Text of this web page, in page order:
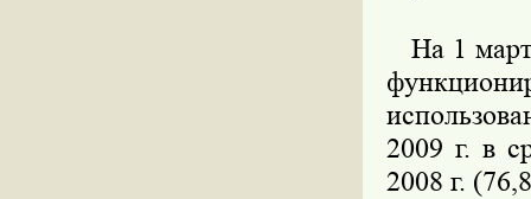
На 1
2009 г. в
2008 г.